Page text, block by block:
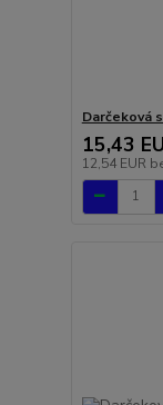
Darčeková
15,43
12,54 EUR